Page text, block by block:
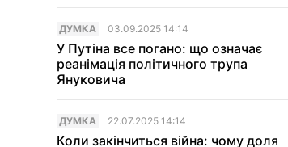
ДУМКА 03.09.2025 14:14
У Путіна все погано: що означає
реанімація політичного трупа
Януковича
ДУМКА 22.07.2025 14:14
Коли закінчиться війна: чому доля